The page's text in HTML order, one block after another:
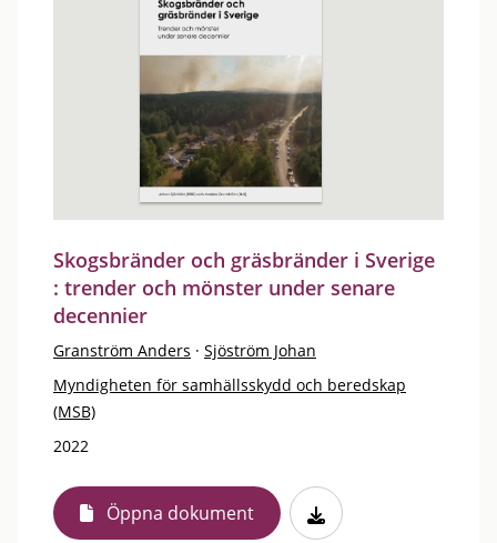
Skogsbränder och gräsbränder i Sverige
: trender och mönster under senare
decennier
Granström Anders · Sjöström Johan
Myndigheten för samhällsskydd och beredskap
(MSB)
2022
Öppna dokument